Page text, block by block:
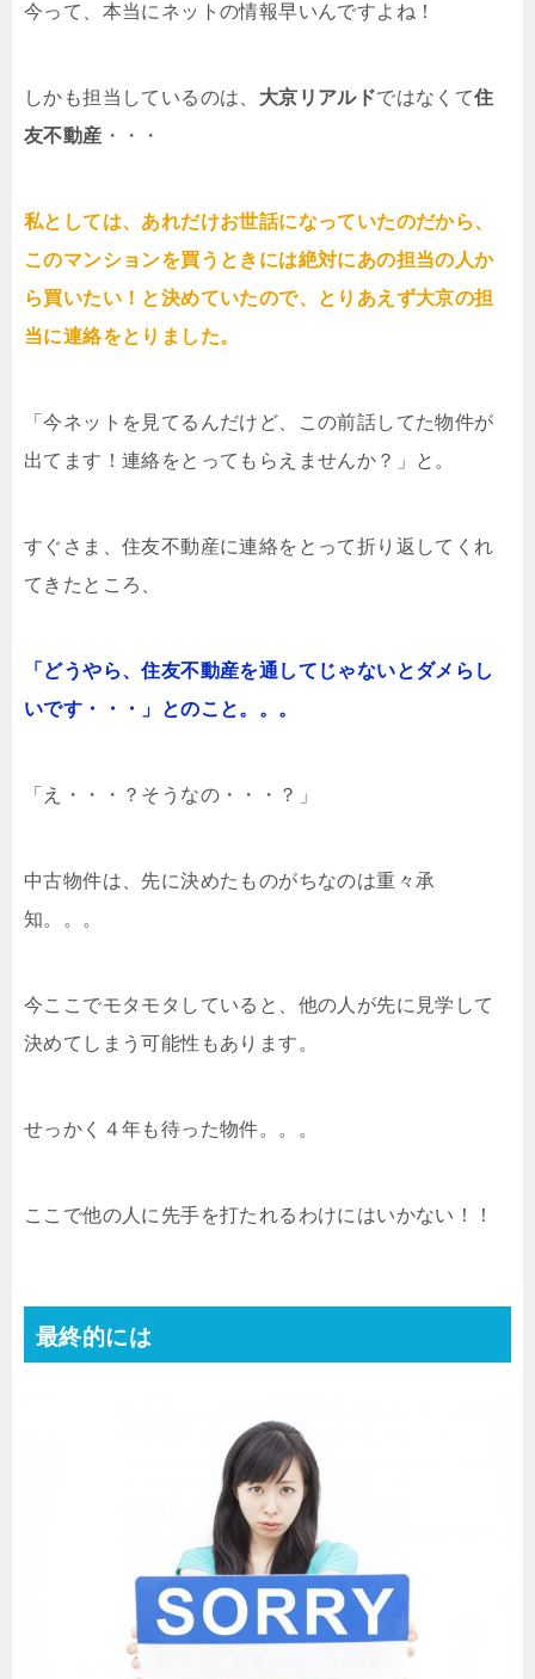
今って、本当にネットの情報早いんですよね！
しかも担当しているのは、 大京リアルドではなくて住
友不動産 ・・・
私としては、あれだけお世話になっていたのだから、
このマンションを買うときには絶対にあの担当の人か
ら買いたい！と決めていたので、とりあえず大京の担
当に連絡をとりました。
「今ネットを見てるんだけど、この前話してた物件が
出てます！連絡をとってもらえませんか？」と。
すぐさま、住友不動産に連絡をとって折り返してくれ
てきたところ、
「どうやら、住友不動産を通してじゃないとダメらし
いです・・・」とのこと。。。
「え・・・？そうなの・・・？」
中古物件は、先に決めたものがちなのは重々承
知。。。
今ここでモタモタしていると、他の人が先に見学して
決めてしまう可能性もあります。
せっかく４年も待った物件。。。
ここで他の人に先手を打たれるわけにはいかない！！
最終的には